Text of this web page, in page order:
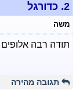
2. כדורגל
משה
תודה רבה אלופים
תגובה מהירה